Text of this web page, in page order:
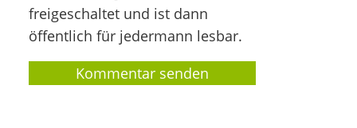
freigeschaltet und ist dann
öffentlich für jedermann lesbar.